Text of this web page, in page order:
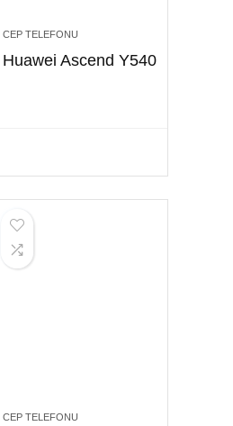
CEP TELEFONU
Huawei Ascend Y540
CEP TELEFONU